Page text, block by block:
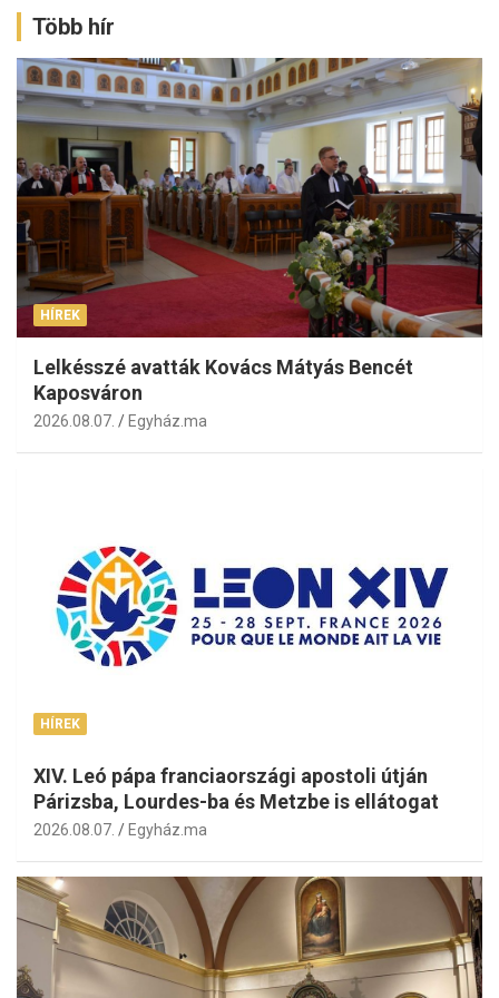
Több hír
HÍREK
Lelkésszé avatták Kovács Mátyás Bencét
Kaposváron
2026.08.07. Egyház.ma
HÍREK
XIV. Leó pápa franciaországi apostoli útján
Párizsba, Lourdes-ba és Metzbe is ellátogat
2026.08.07. Egyház.ma